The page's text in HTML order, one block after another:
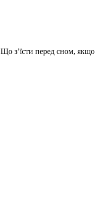
Що з’їсти перед сном, якщо